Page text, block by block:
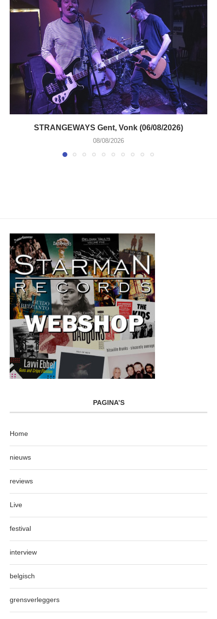
STRANGEWAYS Gent, Vonk (06/08/2026)
08/08/2026
PAGINA’S
Home
nieuws
reviews
Live
festival
interview
belgisch
grensverleggers